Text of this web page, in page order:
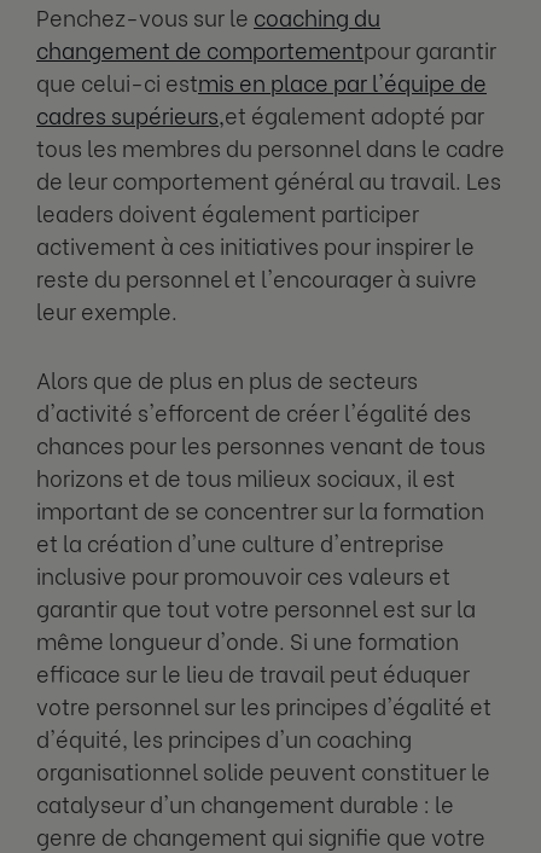
Penchez-vous sur le coaching du
changement de comportementpour garantir
que celui-ci estmis en place par l'équipe de
cadres supérieurs,et également adopté par
tous les membres du personnel dans le cadre
de leur comportement général au travail. Les
leaders doivent également participer
activement à ces initiatives pour inspirer le
reste du personnel et l'encourager à suivre
leur exemple.
Alors que de plus en plus de secteurs
d'activité s'efforcent de créer l'égalité des
chances pour les personnes venant de tous
horizons et de tous milieux sociaux, il est
important de se concentrer sur la formation
et la création d'une culture d'entreprise
inclusive pour promouvoir ces valeurs et
garantir que tout votre personnel est sur la
même longueur d'onde. Si une formation
efficace sur le lieu de travail peut éduquer
votre personnel sur les principes d'égalité et
d'équité, les principes d'un coaching
organisationnel solide peuvent constituer le
catalyseur d'un changement durable : le
genre de changement qui signifie que votre